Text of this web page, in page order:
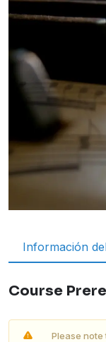
Información
Course
Please